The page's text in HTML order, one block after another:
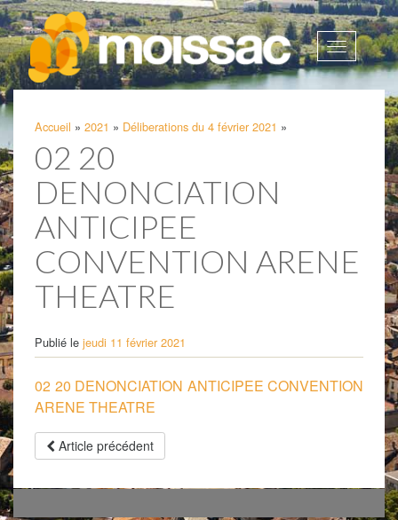
Afficher
la
Accueil » 2021 » Déliberations du 4 février 2021 »
02 20
DENONCIATION
ANTICIPEE
CONVENTION ARENE
THEATRE
Publié le jeudi 11 février 2021
02 20 DENONCIATION ANTICIPEE CONVENTION
ARENE THEATRE
Article précédent